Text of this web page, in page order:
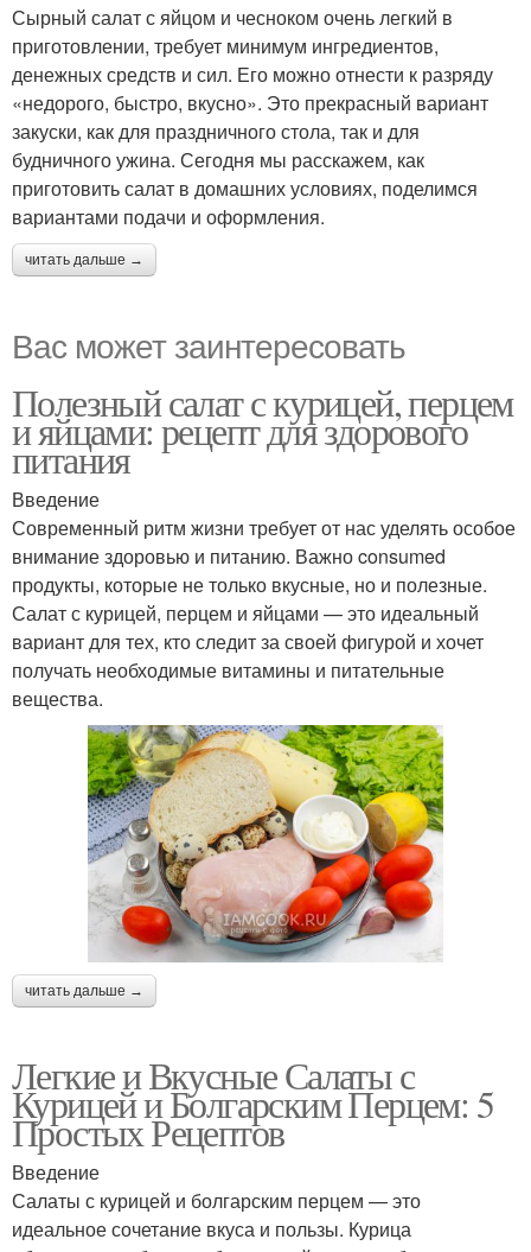
Сырный салат с яйцом и чесноком очень легкий в
приготовлении, требует минимум ингредиентов,
денежных средств и сил. Его можно отнести к разряду
«недорого, быстро, вкусно». Это прекрасный вариант
закуски, как для праздничного стола, так и для
будничного ужина. Сегодня мы расскажем, как
приготовить салат в домашних условиях, поделимся
вариантами подачи и оформления.
читать дальше →
Вас может заинтересовать
Полезный салат с курицей, перцем
и яйцами: рецепт для здорового
питания
Введение
Современный ритм жизни требует от нас уделять особое
внимание здоровью и питанию. Важно consumed
продукты, которые не только вкусные, но и полезные.
Салат с курицей, перцем и яйцами — это идеальный
вариант для тех, кто следит за своей фигурой и хочет
получать необходимые витамины и питательные
вещества.
читать дальше →
Легкие и Вкусные Салаты с
Курицей и Болгарским Перцем: 5
Простых Рецептов
Введение
Салаты с курицей и болгарским перцем — это
идеальное сочетание вкуса и пользы. Курица